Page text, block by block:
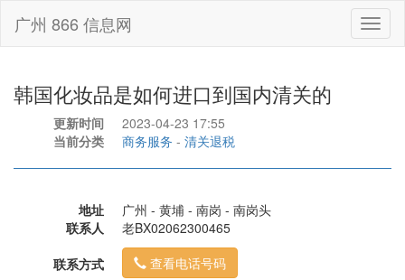
广州 866 信息网
韩国化妆品是如何进口到国内清关的
更新时间
2023-04-23 17:55
当前分类
商务服务 - 清关退税
地址
广州 - 黄埔 - 南岗 - 南岗头
联系人
老BX02062300465
联系方式
查看电话号码